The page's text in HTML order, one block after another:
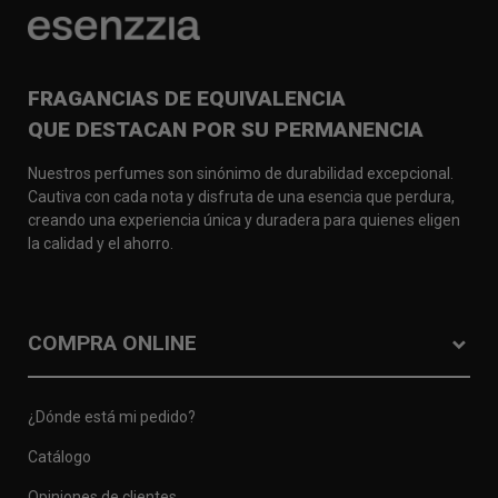
FRAGANCIAS DE EQUIVALENCIA
QUE DESTACAN POR SU PERMANENCIA
Nuestros perfumes son sinónimo de durabilidad excepcional.
Cautiva con cada nota y disfruta de una esencia que perdura,
creando una experiencia única y duradera para quienes eligen
la calidad y el ahorro.
COMPRA ONLINE
¿Dónde está mi pedido?
Catálogo